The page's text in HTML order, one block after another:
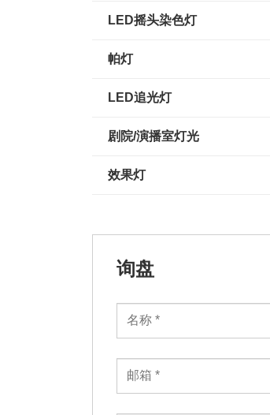
LED摇头染色灯
帕灯
LED追光灯
剧院/演播室灯光
效果灯
询盘